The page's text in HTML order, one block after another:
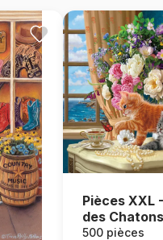
Pièces XXL
des Chatons
500 pièces